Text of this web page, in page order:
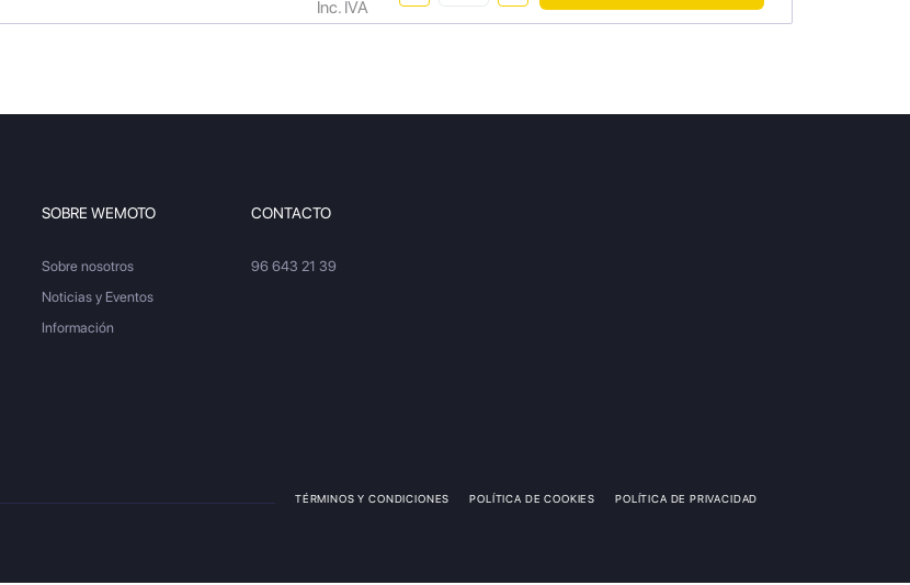
Inc. IVA
SOBRE WEMOTO
Sobre nosotros
Noticias y Eventos
Información
CONTACTO
96 643 21 39
TÉRMINOS Y CONDICIONES POLÍTICA DE COOKIES POLÍTICA DE PRIVACIDAD